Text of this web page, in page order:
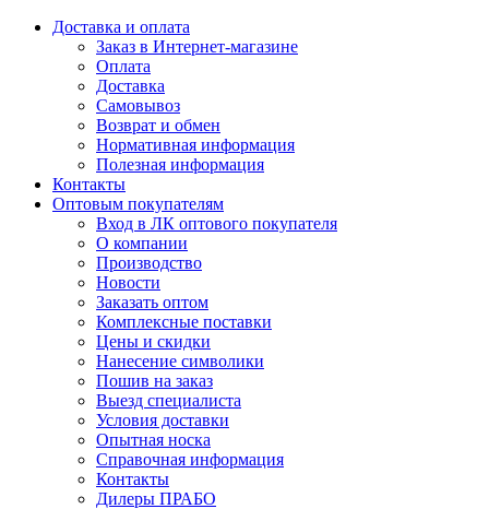
Доставка и оплата
Заказ в Интернет-магазине
Оплата
Доставка
Самовывоз
Возврат и обмен
Нормативная информация
Полезная информация
Контакты
Оптовым покупателям
Вход в ЛК оптового покупателя
О компании
Производство
Новости
Заказать оптом
Комплексные поставки
Цены и скидки
Нанесение символики
Пошив на заказ
Выезд специалиста
Условия доставки
Опытная носка
Справочная информация
Контакты
Дилеры ПРАБО